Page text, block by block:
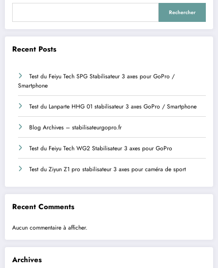
Rechercher
Recent Posts
Test du Feiyu Tech SPG Stabilisateur 3 axes pour GoPro /
Smartphone
Test du Lanparte HHG 01 stabilisateur 3 axes GoPro / Smartphone
Blog Archives – stabilisateurgopro.fr
Test du Feiyu Tech WG2 Stabilisateur 3 axes pour GoPro
Test du Ziyun Z1 pro stabilisateur 3 axes pour caméra de sport
Recent Comments
Aucun commentaire à afficher.
Archives